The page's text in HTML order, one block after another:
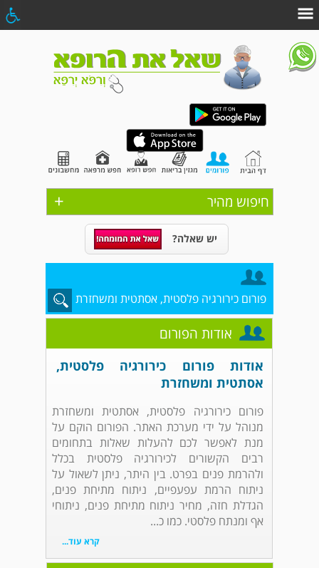
+ חיפוש מהיר
יש שאלה?
פורום כירורגיה פלסטית, אסתטית ומשחזרת
אודות הפורום
אודות פורום כירורגיה פלסטית,
אסתטית ומשחזרת
פורום כירורגיה פלסטית, אסתטית ומשחזרת
מנוהל על ידי מערכת האתר. הפורום הוקם על
מנת לאפשר לכם להעלות שאלות בתחומים
רבים הקשורים לכירורגיה פלסטית בכלל
ולהרמת פנים בפרט. בין היתר, ניתן לשאול על
ניתוח הרמת עפעפיים, ניתוח מתיחת פנים,
הגדלת חזה, מחיר ניתוח מתיחת פנים, ניתוחי
אף ומנתח פלסטי. כמו כ...
קרא עוד...